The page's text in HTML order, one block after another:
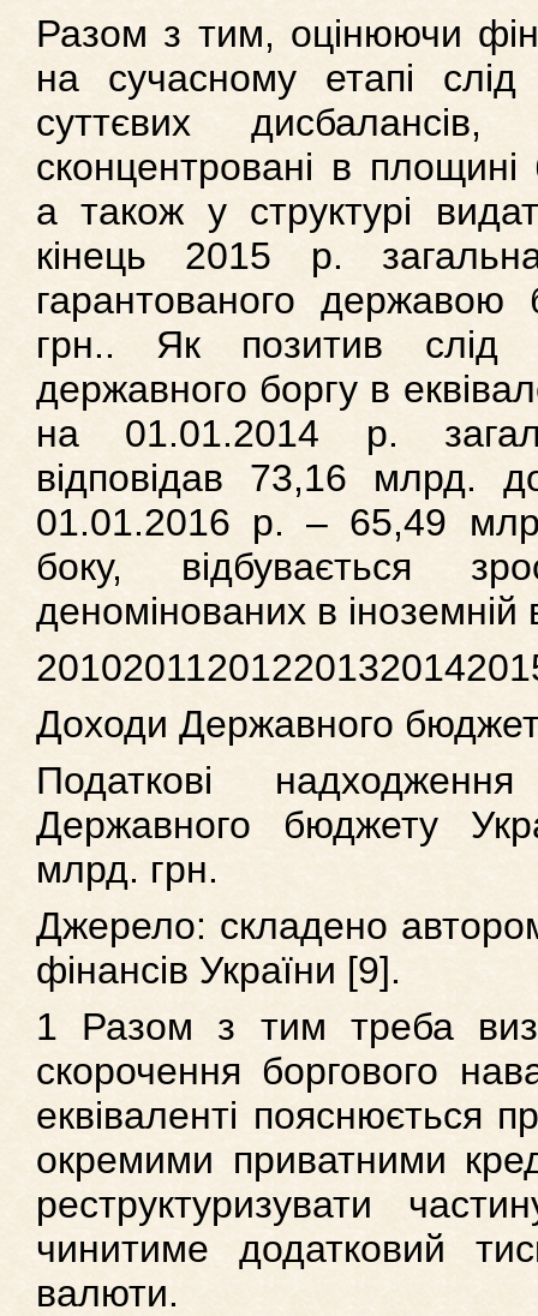
Разом з тим, оцінюючи
на сучасному етапі слід
суттєвих
сконцентровані в
а також у структурі
кінець 2015 р.
гарантованого
грн.. Як позитив слід
державного боргу в
на 01.01.2014 р.
відповідав 73,16
01.01.2016 р. – 65,49
боку, відбувається
деномінованих в
Доходи Державного
Податкові
Державного бюджету
млрд. грн.
Джерело: складено
фінансів України [9].
1 Разом з тим треба
скорочення боргового
еквіваленті пояснюється
окремими приватними
реструктуризувати
чинитиме додатковий
валюти.